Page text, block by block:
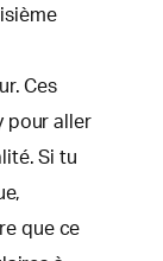
Ces
pour aller
Si tu
que ce